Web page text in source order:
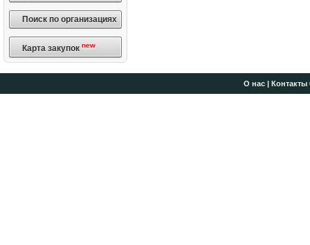
Поиск по организациях
Карта закупок new
О нас| Контакты